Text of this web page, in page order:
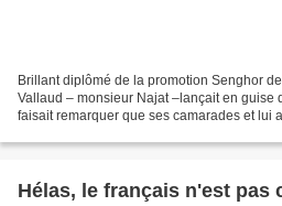
Brillant diplômé de la promotion Senghor
Vallaud – monsieur Najat –lançait en guise
faisait remarquer que ses camarades et lui
Hélas, le français n'est pas